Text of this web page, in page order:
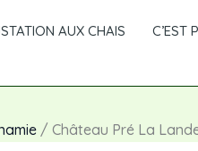
AUX CHAIS C’EST
/ Château Pré La